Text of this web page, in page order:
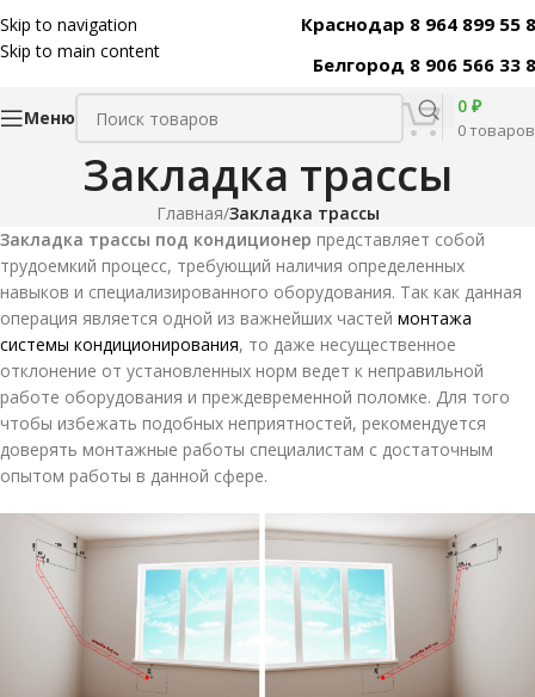
Skip to navigation
Skip to main content
Краснодар 8 964 899 55
Белгород 8 906 566 33
Меню
0товаров
0 ₽
Закладка трассы
Главная/Закладка трассы
Закладка трассы под кондиционер представляет собой
трудоемкий процесс, требующий наличия определенных
навыков и специализированного оборудования. Так как данная
операция является одной из важнейших частей монтажа
системы кондиционирования, то даже несущественное
отклонение от установленных норм ведет к неправильной
работе оборудования и преждевременной поломке. Для того
чтобы избежать подобных неприятностей, рекомендуется
доверять монтажные работы специалистам с достаточным
опытом работы в данной сфере.